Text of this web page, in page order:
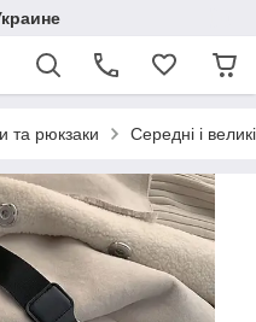
та рюкзаки Середні і